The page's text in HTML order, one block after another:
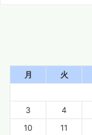
月 火
3
4
10
11